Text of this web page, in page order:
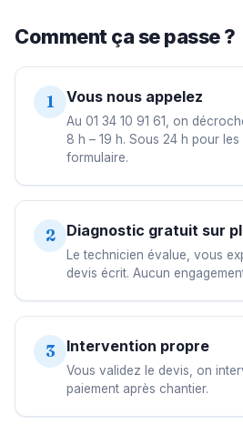
Comment ça se passe ?
1 Vous nous appelez
Au 01 34 10 91 61, on
8 h – 19 h. Sous 24 h pour
formulaire.
2 Diagnostic gratuit sur
Le technicien évalue, vous
devis écrit. Aucun
3 Intervention propre
Vous validez le devis, on
paiement après chantier.